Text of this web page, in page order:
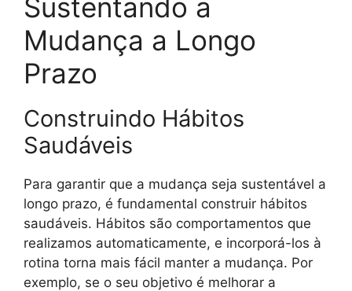
Sustentando a
Mudança a Longo
Prazo
Construindo Hábitos
Saudáveis
Para garantir que a mudança seja sustentável a
longo prazo, é fundamental construir hábitos
saudáveis. Hábitos são comportamentos que
realizamos automaticamente, e incorporá-los à
rotina torna mais fácil manter a mudança. Por
exemplo, se o seu objetivo é melhorar a